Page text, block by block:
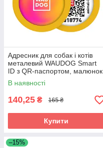
Адресник для собак і котів
металевий WAUDOG Smart
ID з QR-паспортом, малюнок
"Градієнт жовтогарячий", круг,
Д
В наявності
140,25 ₴ 165 ₴
Купити
–15%